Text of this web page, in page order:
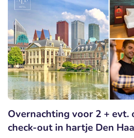
Overnachting voor 2 +
check-out in hartje Den